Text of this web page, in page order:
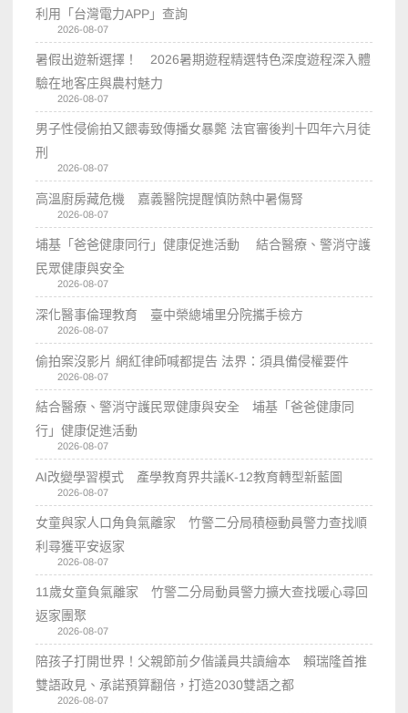
利用「台灣電力APP」查詢
2026-08-07
暑假出遊新選擇！ 2026暑期遊程精選特色深度遊程深入體
驗在地客庄與農村魅力
2026-08-07
男子性侵偷拍又餵毒致傳播女暴斃 法官審後判十四年六月徒
刑
2026-08-07
高溫廚房藏危機 嘉義醫院提醒慎防熱中暑傷腎
2026-08-07
埔基「爸爸健康同行」健康促進活動 結合醫療、警消守護
民眾健康與安全
2026-08-07
深化醫事倫理教育 臺中榮總埔里分院攜手檢方
2026-08-07
偷拍案沒影片 網紅律師喊都提告 法界：須具備侵權要件
2026-08-07
結合醫療、警消守護民眾健康與安全 埔基「爸爸健康同
行」健康促進活動
2026-08-07
AI改變學習模式 產學教育界共議K-12教育轉型新藍圖
2026-08-07
女童與家人口角負氣離家 竹警二分局積極動員警力查找順
利尋獲平安返家
2026-08-07
11歲女童負氣離家 竹警二分局動員警力擴大查找暖心尋回
返家團聚
2026-08-07
陪孩子打開世界！父親節前夕偕議員共讀繪本 賴瑞隆首推
雙語政見、承諾預算翻倍，打造2030雙語之都
2026-08-07